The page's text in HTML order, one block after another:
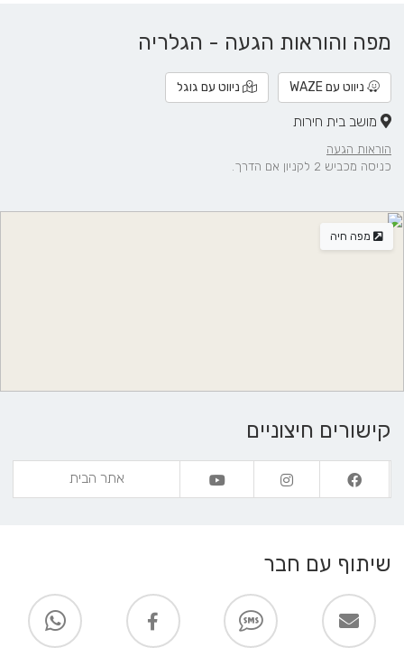
מפה והוראות הגעה - הגלריה
ניווט עם WAZE ניווט עם גוגל
מושב בית חירות
הוראות הגעה
כניסה מכביש 2 לקניון אם הדרך.
מפה חיה
קישורים חיצוניים
אתר הבית
שיתוף עם חבר